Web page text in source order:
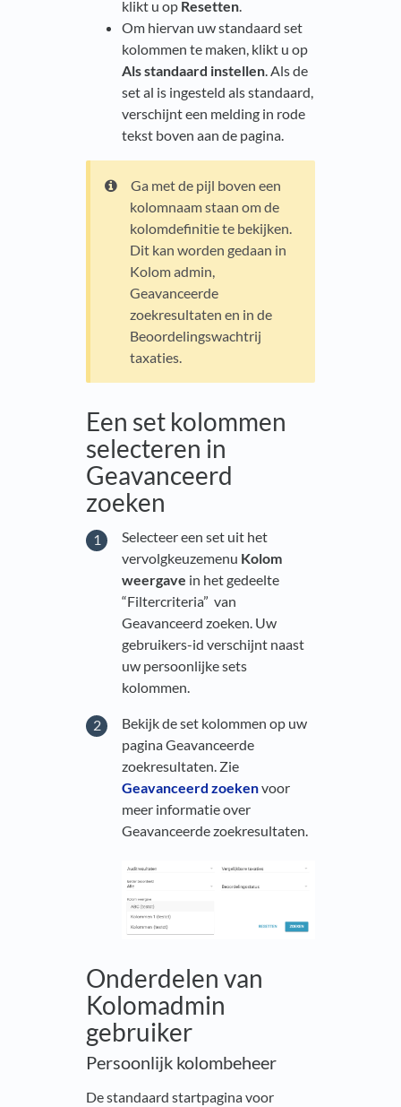
klikt u op Resetten
Om hiervan uw standaard set
kolommen te maken, klikt u op
Als standaard instellen . Als de
set al is ingesteld als standaard,
verschijnt een melding in rode
tekst boven aan de pagina.
Ga met de pijl boven een
kolomnaam staan om de
kolomdefinitie te bekijken.
Dit kan worden gedaan in
Kolom admin,
Geavanceerde
zoekresultaten en in de
Beoordelingswachtrij
taxaties.
Een set kolommen
selecteren in
Geavanceerd
zoeken
Selecteer een set uit het
vervolgkeuzemenu Kolom
weergave in het gedeelte
“Filtercriteria” van
Geavanceerd zoeken. Uw
gebruikers-id verschijnt naast
uw persoonlijke sets
kolommen.
Bekijk de set kolommen op uw
pagina Geavanceerde
zoekresultaten. Zie
Geavanceerd zoekenvoor
meer informatie over
Geavanceerde zoekresultaten.
Onderdelen van
Kolomadmin
gebruiker
Persoonlijk kolombeheer
De standaard startpagina voor